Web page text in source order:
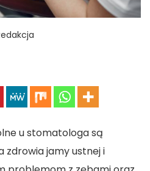
u stomatologa są
zdrowia jamy ustnej i